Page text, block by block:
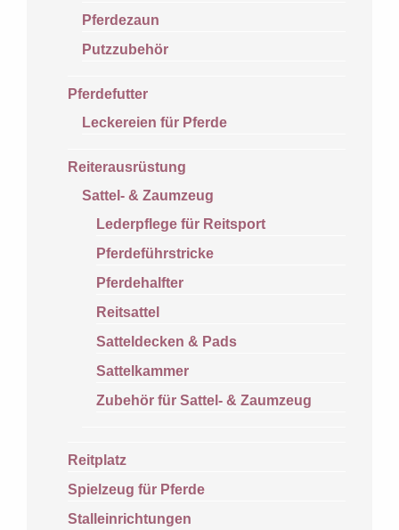
Pferdezaun
Putzzubehör
Pferdefutter
Leckereien für Pferde
Reiterausrüstung
Sattel- & Zaumzeug
Lederpflege für Reitsport
Pferdeführstricke
Pferdehalfter
Reitsattel
Satteldecken & Pads
Sattelkammer
Zubehör für Sattel- & Zaumzeug
Reitplatz
Spielzeug für Pferde
Stalleinrichtungen